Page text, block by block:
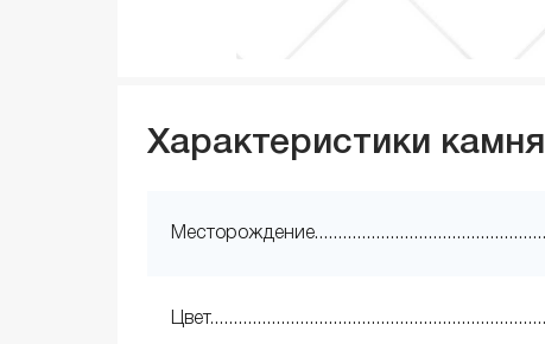
Характеристики камня
Месторождение
Цвет